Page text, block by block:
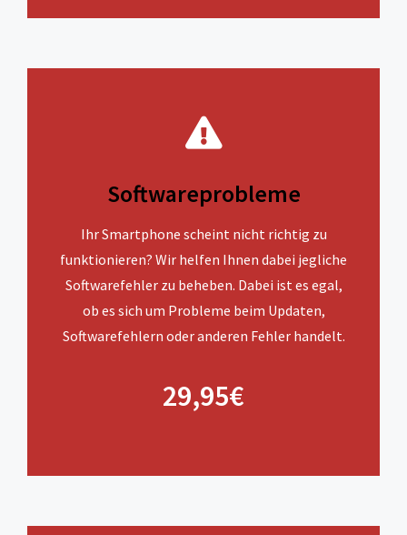
Softwareprobleme
Ihr Smartphone scheint nicht richtig zu
funktionieren? Wir helfen Ihnen dabei jegliche
Softwarefehler zu beheben. Dabei ist es egal,
ob es sich um Probleme beim Updaten,
Softwarefehlern oder anderen Fehler handelt.
29,95€